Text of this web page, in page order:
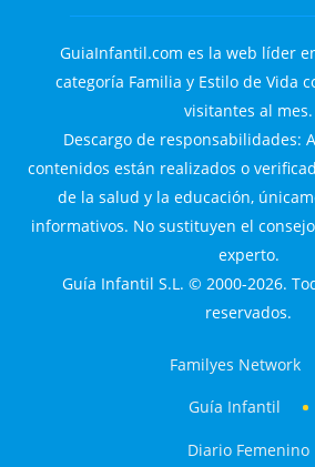
GuiaInfantil.com es la web líder
categoría Familia y Estilo de Vida
visitantes al mes.
Descargo de responsabilidades:
contenidos están realizados o
de la salud y la educación,
informativos. No sustituyen el
experto.
Guía Infantil S.L. © 2000-2026.
reservados.
Familyes Network
Guía Infantil
Diario Femenino